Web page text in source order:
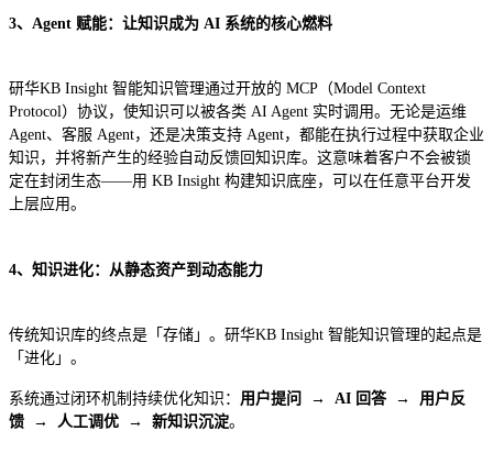
3、Agent 赋能：让知识成为 AI 系统的核心燃料
研华KB Insight 智能知识管理通过开放的 MCP（Model Context
Protocol）协议，使知识可以被各类 AI Agent 实时调用。无论是运维
Agent、客服 Agent，还是决策支持 Agent，都能在执行过程中获取企业
知识，并将新产生的经验自动反馈回知识库。这意味着客户不会被锁
定在封闭生态——用 KB Insight 构建知识底座，可以在任意平台开发
上层应用。
4、知识进化：从静态资产到动态能力
传统知识库的终点是「存储」。研华KB Insight 智能知识管理的起点是
「进化」。
系统通过闭环机制持续优化知识： 用户提问 → AI 回答 → 用户反
馈 → 人工调优 → 新知识沉淀。